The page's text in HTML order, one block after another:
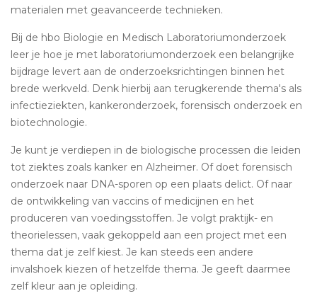
materialen met geavanceerde technieken.
Bij de hbo Biologie en Medisch Laboratoriumonderzoek
leer je hoe je met laboratoriumonderzoek een belangrijke
bijdrage levert aan de onderzoeksrichtingen binnen het
brede werkveld. Denk hierbij aan terugkerende thema's als
infectieziekten, kankeronderzoek, forensisch onderzoek en
biotechnologie.
Je kunt je verdiepen in de biologische processen die leiden
tot ziektes zoals kanker en Alzheimer. Of doet forensisch
onderzoek naar DNA-sporen op een plaats delict. Of naar
de ontwikkeling van vaccins of medicijnen en het
produceren van voedingsstoffen. Je volgt praktijk- en
theorielessen, vaak gekoppeld aan een project met een
thema dat je zelf kiest. Je kan steeds een andere
invalshoek kiezen of hetzelfde thema. Je geeft daarmee
zelf kleur aan je opleiding.